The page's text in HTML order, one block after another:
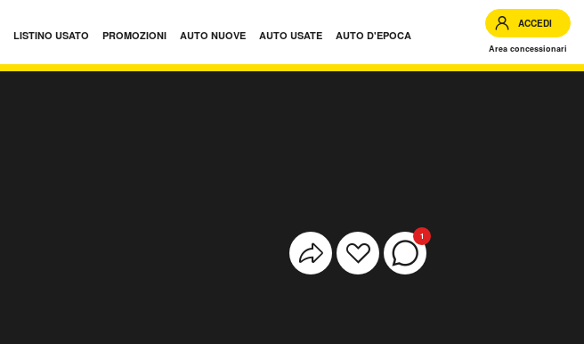
LISTINO USATO PROMOZIONI AUTO NUOVE AUTO USATE AUTO D'EPOCA
ACCEDI
Area concessionari
1